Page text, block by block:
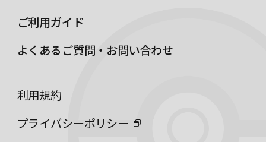
ご利用ガイド
よくあるご質問・お問い合わせ
利用規約
プライバシーポリシー